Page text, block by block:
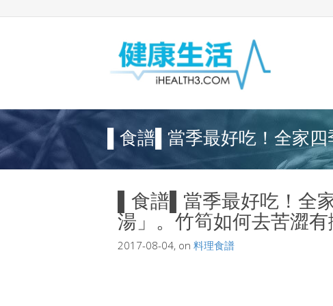
▌食譜▌當季最好吃！全家
▌食譜▌當季最好吃！全
湯」。竹筍如何去苦澀
2017-08-04, on 料理食譜